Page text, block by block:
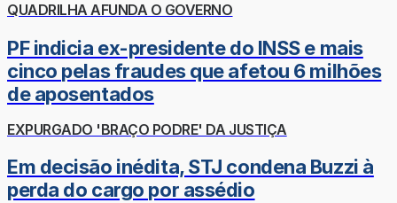
QUADRILHA AFUNDA O GOVERNO
PF indicia ex-presidente do INSS e mais
cinco pelas fraudes que afetou 6 milhões
de aposentados
EXPURGADO 'BRAÇO PODRE' DA JUSTIÇA
Em decisão inédita, STJ condena Buzzi à
perda do cargo por assédio